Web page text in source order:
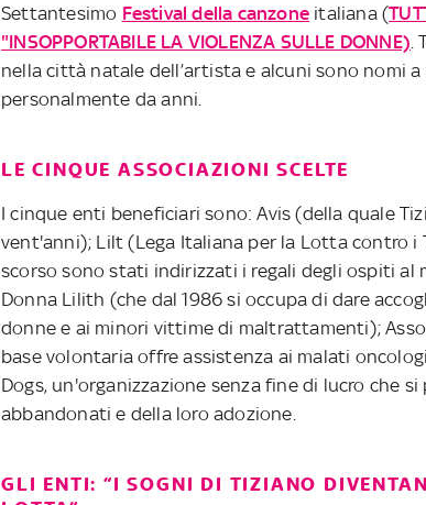
Settantesimo Festival della canzone italiana (
"INSOPPORTABILE LA VIOLENZA SULLE DONNE)
nella città natale dell’artista e alcuni sono nomi
personalmente da anni.
LE CINQUE ASSOCIAZIONI SCELTE
I cinque enti beneficiari sono: Avis (della quale
vent'anni); Lilt (Lega Italiana per la Lotta contro i
scorso sono stati indirizzati i regali degli ospiti al
Donna Lilith (che dal 1986 si occupa di dare
donne e ai minori vittime di maltrattamenti);
base volontaria offre assistenza ai malati
Dogs, un'organizzazione senza fine di lucro che
abbandonati e della loro adozione.
GLI ENTI: “I SOGNI DI TIZIANO